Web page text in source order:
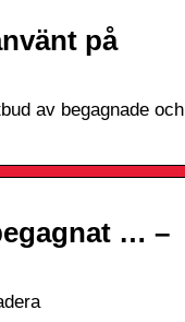
på
av begagnade och
… –